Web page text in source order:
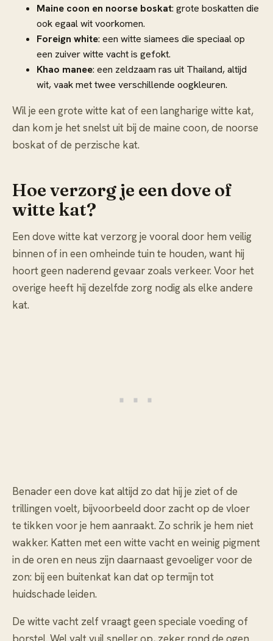
Maine coon en noorse boskat: grote boskatten die
ook egaal wit voorkomen.
Foreign white: een witte siamees die speciaal op
een zuiver witte vacht is gefokt.
Khao manee: een zeldzaam ras uit Thailand, altijd
wit, vaak met twee verschillende oogkleuren.
Wil je een grote witte kat of een langharige witte kat,
dan kom je het snelst uit bij de maine coon, de noorse
boskat of de perzische kat.
Hoe verzorg je een dove of
witte kat?
Een dove witte kat verzorg je vooral door hem veilig
binnen of in een omheinde tuin te houden, want hij
hoort geen naderend gevaar zoals verkeer. Voor het
overige heeft hij dezelfde zorg nodig als elke andere
kat.
Benader een dove kat altijd zo dat hij je ziet of de
trillingen voelt, bijvoorbeeld door zacht op de vloer
te tikken voor je hem aanraakt. Zo schrik je hem niet
wakker. Katten met een witte vacht en weinig pigment
in de oren en neus zijn daarnaast gevoeliger voor de
zon: bij een buitenkat kan dat op termijn tot
huidschade leiden.
De witte vacht zelf vraagt geen speciale voeding of